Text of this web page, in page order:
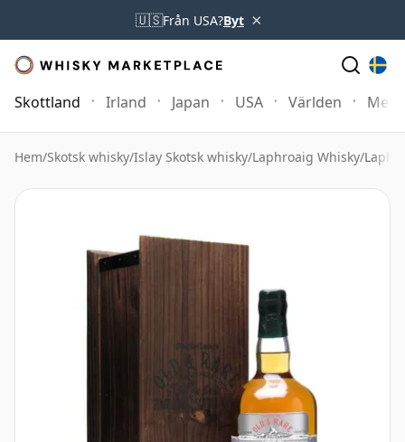
🇺🇸Från USA?Byt ×
Skottland Irland Japan USA Världen Mer
Hem/Skotsk whisky/Islay Skotsk whisky/Laphroaig Whisky/